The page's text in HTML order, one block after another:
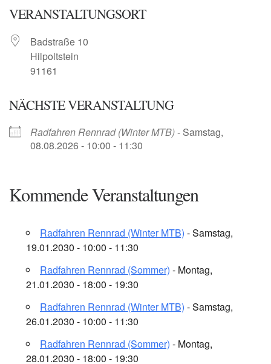
VERANSTALTUNGSORT
Badstraße 10
Hilpoltstein
91161
NÄCHSTE VERANSTALTUNG
Radfahren Rennrad (Winter MTB)- Samstag,
08.08.2026 - 10:00 - 11:30
Kommende Veranstaltungen
Radfahren Rennrad (Winter MTB) - Samstag,
19.01.2030 - 10:00 - 11:30
Radfahren Rennrad (Sommer) - Montag,
21.01.2030 - 18:00 - 19:30
Radfahren Rennrad (Winter MTB) - Samstag,
26.01.2030 - 10:00 - 11:30
Radfahren Rennrad (Sommer) - Montag,
28.01.2030 - 18:00 - 19:30